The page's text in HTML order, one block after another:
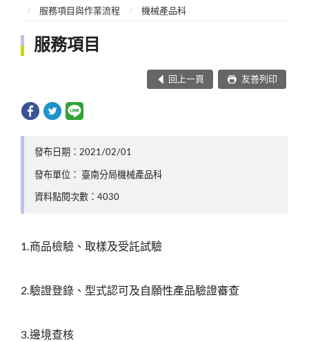
服務項目與作業流程
機械產品科
服務項目
回上一頁 友善列印
發布日期：2021/02/01
發布單位： 臺南分局機械產品科
資料點閱次數：4030
1.商品檢驗、取樣及受託試驗
2.驗證登錄、型式認可及自願性產品驗證審查
3.邊境查核